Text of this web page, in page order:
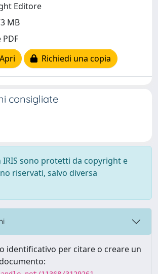
Editore
MB
Richiedi una copia
consigliate
sono protetti da copyright e
riservati, salvo diversa
identificativo per citare o creare un